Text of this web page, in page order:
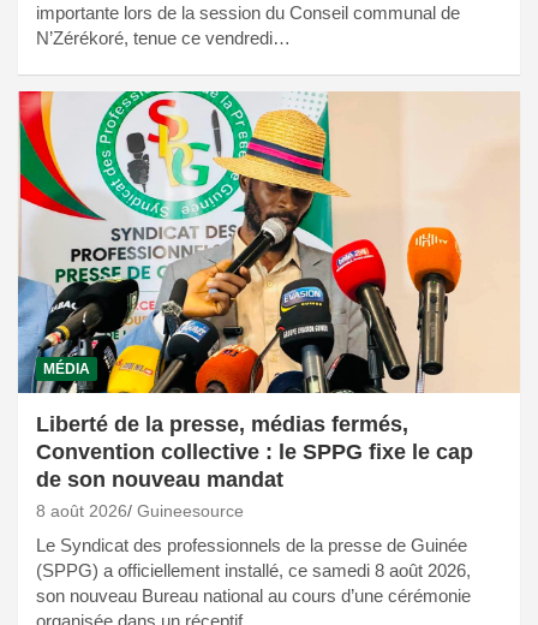
importante lors de la session du Conseil communal de
N’Zérékoré, tenue ce vendredi…
MÉDIA
Liberté de la presse, médias fermés,
Convention collective : le SPPG fixe le cap
de son nouveau mandat
8 août 2026 Guineesource
Le Syndicat des professionnels de la presse de Guinée
(SPPG) a officiellement installé, ce samedi 8 août 2026,
son nouveau Bureau national au cours d’une cérémonie
organisée dans un réceptif…